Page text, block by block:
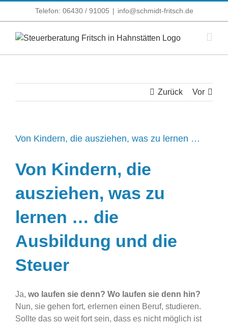
Telefon: 06430 / 91005 | info@schmidt-fritsch.de
Zurück Vor
Von Kindern, die ausziehen, was zu lernen …
Von Kindern, die
ausziehen, was zu
lernen … die
Ausbildung und die
Steuer
Ja, wo laufen sie denn? Wo laufen sie denn hin?
Nun, sie gehen fort, erlernen einen Beruf, studieren.
Sollte das so weit fort sein, dass es nicht möglich ist